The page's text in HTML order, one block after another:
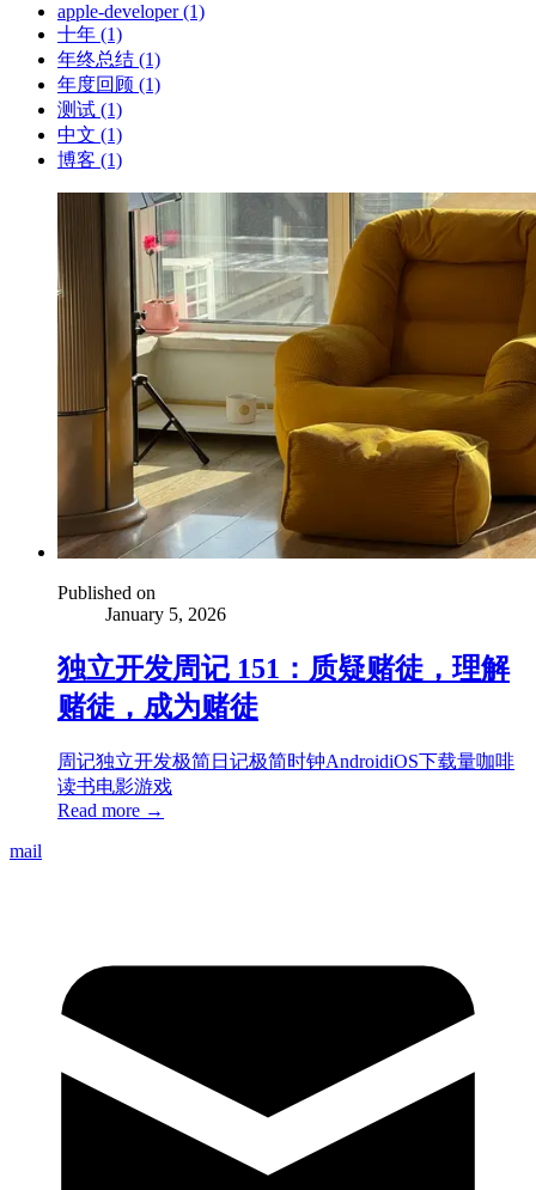
apple-developer (1)
十年 (1)
年终总结 (1)
年度回顾 (1)
测试 (1)
中文 (1)
博客 (1)
Published on
January 5, 2026
独立开发周记 151：质疑赌徒，理解
赌徒，成为赌徒
周记独立开发极简日记极简时钟AndroidiOS下载量咖啡
读书电影游戏
Read more →
mail